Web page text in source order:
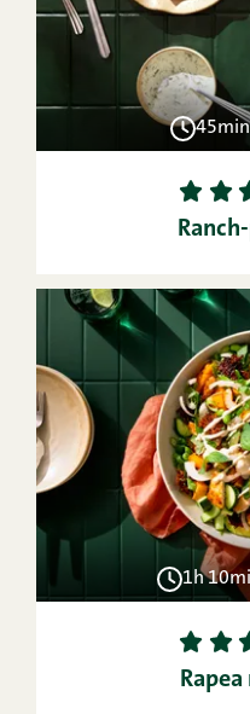
45min
1 2
1h
1 2